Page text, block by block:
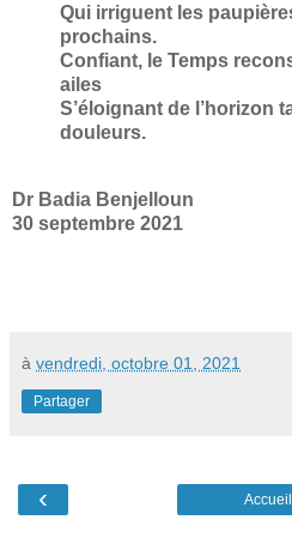
Qui irriguent les
prochains.
Confiant, le Temps
ailes
S’éloignant de l’horizon
douleurs.
Dr Badia Benjelloun
30 septembre 2021
à vendredi, octobre 01, 2021
Partager
‹ Accueil